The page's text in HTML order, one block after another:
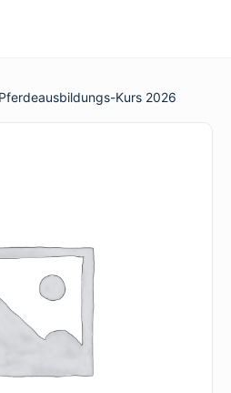
Kurs 2026